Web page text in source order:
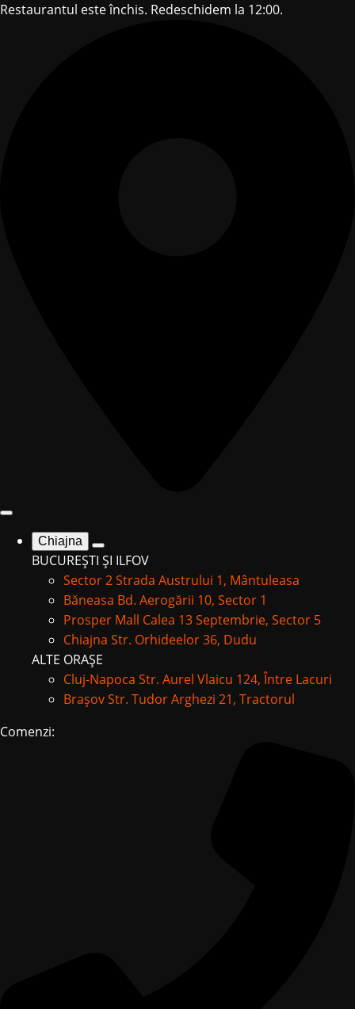
Restaurantul este închis. Redeschidem la 12:00.
Chiajna
BUCUREȘTI ȘI ILFOV
Sector 2Strada Austrului 1, Mântuleasa
Băneasa Bd. Aerogării 10, Sector 1
Prosper Mall Calea 13 Septembrie, Sector 5
Chiajna Str. Orhideelor 36, Dudu
ALTE ORAȘE
Cluj-Napoca Str. Aurel Vlaicu 124, Între Lacuri
BrașovStr. Tudor Arghezi 21, Tractorul
Comenzi: